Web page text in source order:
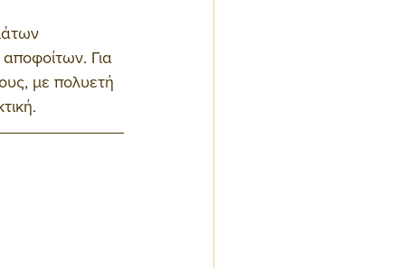
Για
με πολυετή